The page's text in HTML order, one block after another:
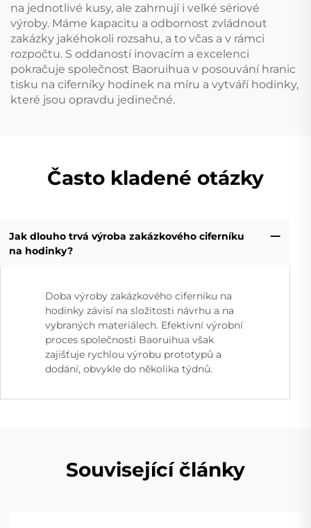
na jednotlivé kusy, ale zahrnují i velké sériové
výroby. Máme kapacitu a odbornost zvládnout
zakázky jakéhokoli rozsahu, a to včas a v rámci
rozpočtu. S oddaností inovacím a excelenci
pokračuje společnost Baoruihua v posouvání hranic
tisku na ciferníky hodinek na míru a vytváří hodinky,
které jsou opravdu jedinečné.
Často kladené otázky
Jak dlouho trvá výroba zakázkového ciferníku
na hodinky?
Doba výroby zakázkového ciferníku na
hodinky závisí na složitosti návrhu a na
vybraných materiálech. Efektivní výrobní
proces společnosti Baoruihua však
zajišťuje rychlou výrobu prototypů a
dodání, obvykle do několika týdnů.
Související články